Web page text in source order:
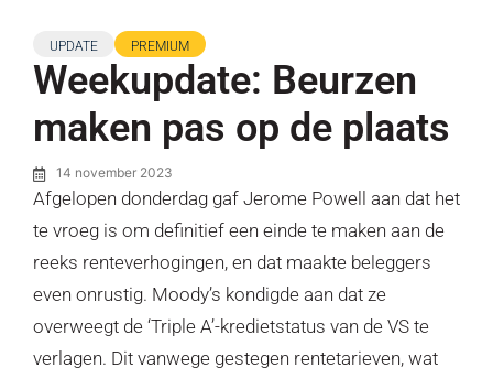
UPDATE PREMIUM
Weekupdate: Beurzen
maken pas op de plaats
14 november 2023
Afgelopen donderdag gaf Jerome Powell aan dat het
te vroeg is om definitief een einde te maken aan de
reeks renteverhogingen, en dat maakte beleggers
even onrustig. Moody’s kondigde aan dat ze
overweegt de ‘Triple A’-kredietstatus van de VS te
verlagen. Dit vanwege gestegen rentetarieven, wat